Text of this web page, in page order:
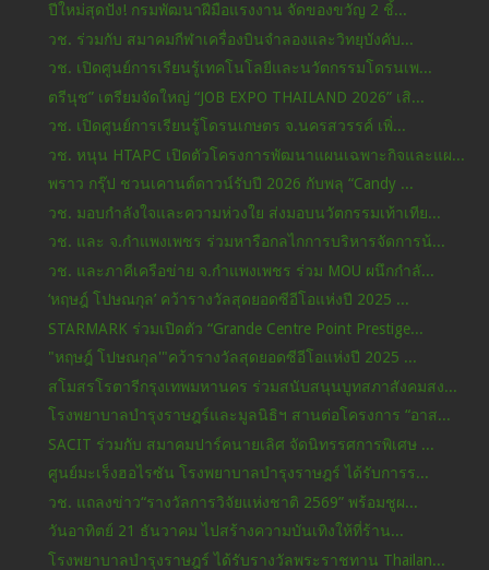
ปีใหม่สุดปัง! กรมพัฒนาฝีมือแรงงาน จัดของขวัญ 2 ชิ้...
วช. ร่วมกับ สมาคมกีฬาเครื่องบินจำลองและวิทยุบังคับ...
วช. เปิดศูนย์การเรียนรู้เทคโนโลยีและนวัตกรรมโดรนเพ...
ตรีนุช” เตรียมจัดใหญ่ “JOB EXPO THAILAND 2026” เสิ...
วช. เปิดศูนย์การเรียนรู้โดรนเกษตร จ.นครสวรรค์ เพิ่...
วช. หนุน HTAPC เปิดตัวโครงการพัฒนาแผนเฉพาะกิจและแผ...
พราว กรุ๊ป ชวนเคานต์ดาวน์รับปี 2026 กับพลุ “Candy ...
วช. มอบกำลังใจและความห่วงใย ส่งมอบนวัตกรรมเท้าเทีย...
วช. และ จ.กำแพงเพชร ร่วมหารือกลไกการบริหารจัดการน้...
วช. และภาคีเครือข่าย จ.กำแพงเพชร ร่วม MOU ผนึกกำลั...
‘หฤษฎ์ โปษณกุล’ คว้ารางวัลสุดยอดซีอีโอแห่งปี 2025 ...
STARMARK ร่วมเปิดตัว “Grande Centre Point Prestige...
"หฤษฎ์ โปษณกุล'"คว้ารางวัลสุดยอดซีอีโอแห่งปี 2025 ...
สโมสรโรตารีกรุงเทพมหานคร ร่วมสนับสนุนบูทสภาสังคมสง...
โรงพยาบาลบำรุงราษฎร์และมูลนิธิฯ สานต่อโครงการ “อาส...
SACIT ร่วมกับ สมาคมปาร์คนายเลิศ จัดนิทรรศการพิเศษ ...
ศูนย์มะเร็งฮอไรซัน โรงพยาบาลบำรุงราษฎร์ ได้รับการร...
วช. แถลงข่าว“รางวัลการวิจัยแห่งชาติ 2569” พร้อมชูผ...
วันอาทิตย์ 21 ธันวาคม ไปสร้างความบันเทิงให้ที่ร้าน...
โรงพยาบาลบำรุงราษฎร์ ได้รับรางวัลพระราชทาน Thailan...